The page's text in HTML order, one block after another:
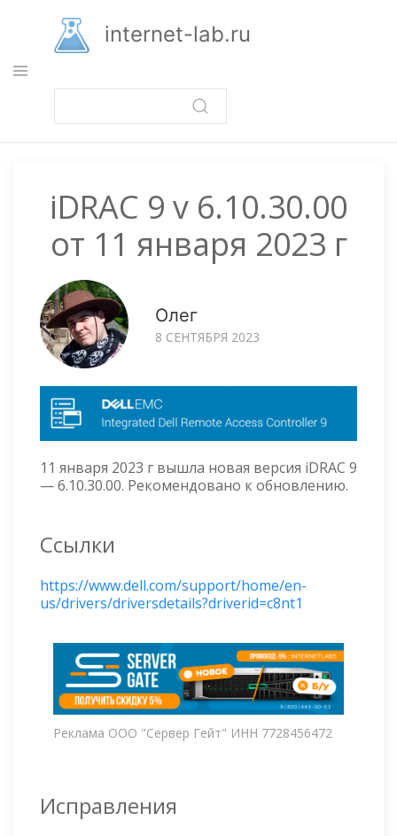
основному
содержанию
internet-lab.ru
iDRAC 9 v 6.10.30.00
от 11 января 2023 г
Олег
8 СЕНТЯБРЯ 2023
11 января 2023 г вышла новая версия iDRAC 9
— 6.10.30.00. Рекомендовано к обновлению.
Ссылки
https://www.dell.com/support/home/en-
us/drivers/driversdetails?driverid=c8nt1
Реклама ООО "Сервер Гейт" ИНН 7728456472
Исправления